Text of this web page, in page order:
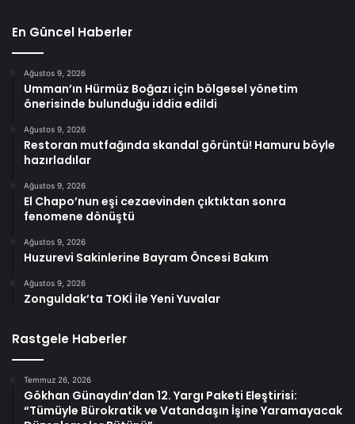
En Güncel Haberler
Ağustos 9, 2026
Umman’ın Hürmüz Boğazı için bölgesel yönetim
önerisinde bulunduğu iddia edildi
Ağustos 9, 2026
Restoran mutfağında skandal görüntü! Hamuru böyle
hazırladılar
Ağustos 9, 2026
El Chapo’nun eşi cezaevinden çıktıktan sonra
fenomene dönüştü
Ağustos 9, 2026
Huzurevi Sakinlerine Bayram Öncesi Bakım
Ağustos 9, 2026
Zonguldak’ta TOKİ ile Yeni Yuvalar
Rastgele Haberler
Temmuz 26, 2026
Gökhan Günaydın’dan 12. Yargı Paketi Eleştirisi:
“Tümüyle Bürokratik ve Vatandaşın İşine Yaramayacak